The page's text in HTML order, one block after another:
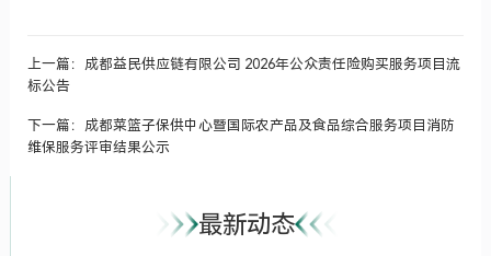
上一篇：成都益民供应链有限公司 2026年公众责任险购买服务项目流
标公告
下一篇：成都菜篮子保供中心暨国际农产品及食品综合服务项目消防
维保服务评审结果公示
最新动态